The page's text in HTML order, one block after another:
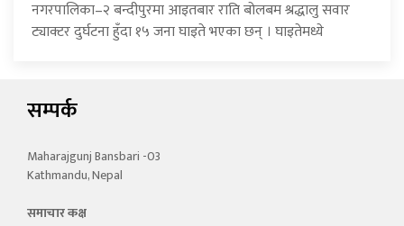
नगरपालिका–२ बन्दीपुरमा आइतबार राति बोलबम श्रद्धालु सवार
ट्याक्टर दुर्घटना हुँदा १५ जना घाइते भएका छन् । घाइतेमध्ये
सम्पर्क
Maharajgunj Bansbari -03
Kathmandu, Nepal
समाचार कक्ष